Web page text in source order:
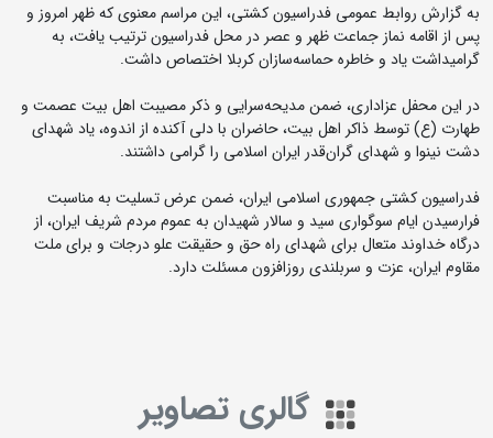
به گزارش روابط عمومی فدراسیون کشتی، این مراسم معنوی که ظهر امروز و
پس از اقامه نماز جماعت ظهر و عصر در محل فدراسیون ترتیب یافت، به
گرامیداشت یاد و خاطره حماسه‌سازان کربلا اختصاص داشت.
در این محفل عزاداری، ضمن مدیحه‌سرایی و ذکر مصیبت اهل بیت عصمت و
طهارت (ع) توسط ذاکر اهل بیت، حاضران با دلی آکنده از اندوه، یاد شهدای
دشت نینوا و شهدای گران‌قدر ایران اسلامی را گرامی داشتند.
فدراسیون کشتی جمهوری اسلامی ایران، ضمن عرض تسلیت به مناسبت
فرارسیدن ایام سوگواری سید و سالار شهیدان به عموم مردم شریف ایران، از
درگاه خداوند متعال برای شهدای راه حق و حقیقت علو درجات و برای ملت
مقاوم ایران، عزت و سربلندی روزافزون مسئلت دارد.
گالری تصاویر